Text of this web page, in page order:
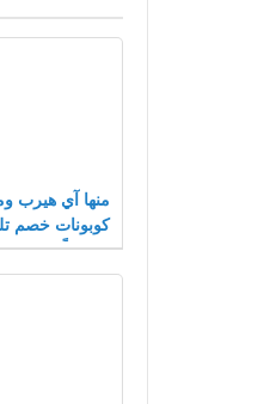
منها آي هيرب
كوبونات خصم
متزايداً بعام 2021